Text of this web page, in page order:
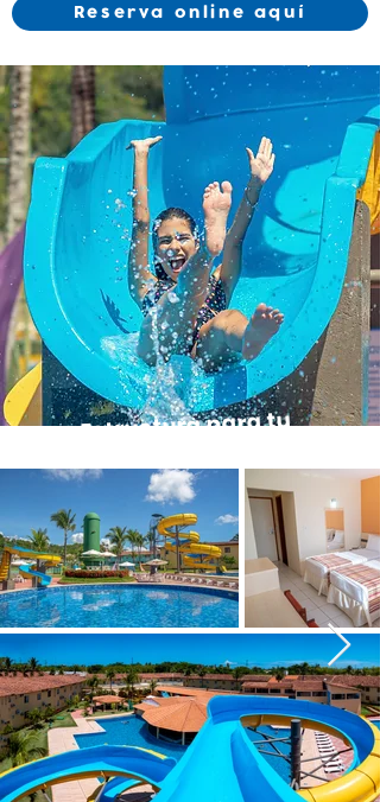
Reserva online aquí
Estructura para tu